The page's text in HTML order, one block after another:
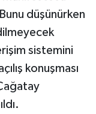
düşünürken
sistemini
konuşması